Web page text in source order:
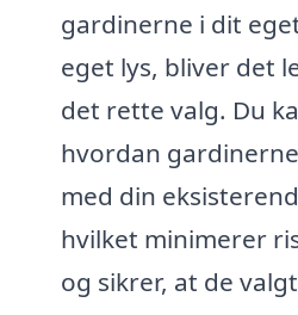
gardinerne i dit
eget lys, bliver det
det rette valg. Du
hvordan
med din
hvilket minimerer
og sikrer, at de